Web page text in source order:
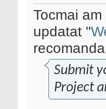
Tocmai
updatat "
Submit
Project